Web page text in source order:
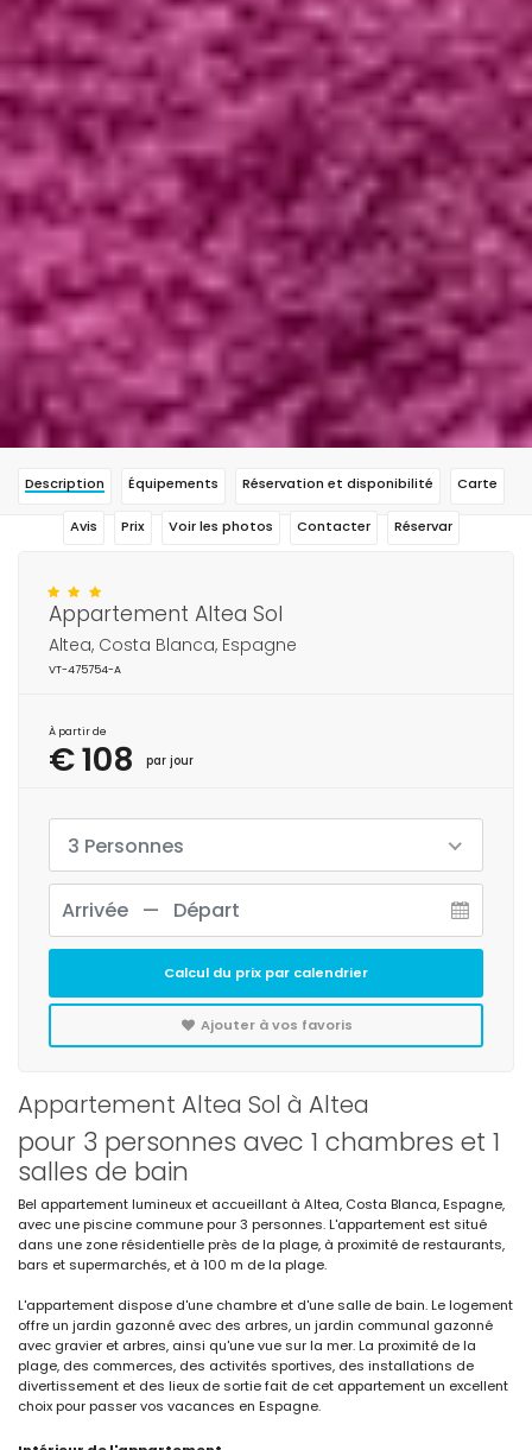
Description Équipements Réservation et disponibilité Carte
Avis Prix Voir les photos Contacter Réservar
Appartement Altea Sol à Altea
pour 3 personnes avec 1 chambres et 1
salles de bain
Bel appartement lumineux et accueillant à Altea, Costa Blanca, Espagne,
avec une piscine commune pour 3 personnes. L'appartement est situé
dans une zone résidentielle près de la plage, à proximité de restaurants,
bars et supermarchés, et à 100 m de la plage.
L'appartement dispose d'une chambre et d'une salle de bain. Le logement
offre un jardin gazonné avec des arbres, un jardin communal gazonné
avec gravier et arbres, ainsi qu'une vue sur la mer. La proximité de la
plage, des commerces, des activités sportives, des installations de
divertissement et des lieux de sortie fait de cet appartement un excellent
choix pour passer vos vacances en Espagne.
Appartement Altea Sol
Altea, Costa Blanca, Espagne
VT-475754-A
À partir de
€ 108 par jour
3 Personnes
Calcul du prix par calendrier
Ajouter à vos favoris